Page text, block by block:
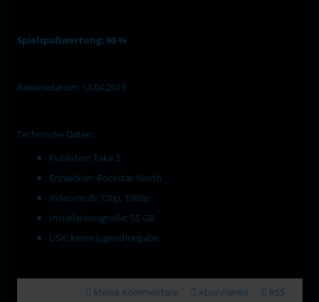
Spielspaßwertung: 90 %
Releasedatum: 14.04.2015
Technische Daten:
Publisher: Take 2
Entwickler: Rockstar North
Videomodi: 720p, 1080p
Installationsgröße: 55 GB
USK: keine Jugendfreigabe
Meine Kommentare Abonnieren RSS